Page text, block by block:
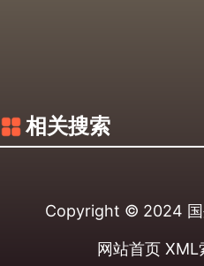
相关搜索
Copyright © 2024
网站首页 XML